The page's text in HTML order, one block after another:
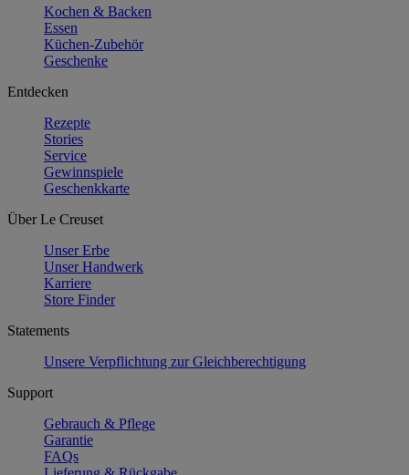
Kochen & Backen
Essen
Küchen-Zubehör
Geschenke
Entdecken
Rezepte
Stories
Service
Gewinnspiele
Geschenkkarte
Über Le Creuset
Unser Erbe
Unser Handwerk
Karriere
Store Finder
Statements
Unsere Verpflichtung zur Gleichberechtigung
Support
Gebrauch & Pflege
Garantie
FAQs